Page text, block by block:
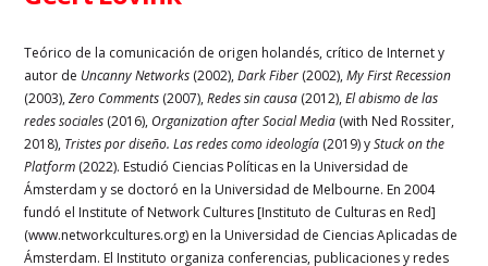
Teórico de la comunicación de origen holandés, crítico de Internet y
autor de Uncanny Networks (2002),Dark Fiber (2002),My First Recession
(2003),Zero Comments (2007),Redes sin causa (2012), El abismo de las
redes sociales (2016),Organization after Social Media (with Ned Rossiter,
2018), Tristespor diseño. Las redes como ideología (2019) yStuck on the
Platform (2022). Estudió Ciencias Políticas en la Universidad de
Ámsterdam y se doctoró en la Universidad de Melbourne. En 2004
fundó el Institute of Network Cultures [Instituto de Culturas en Red]
(www.networkcultures.org) en la Universidad de Ciencias Aplicadas de
Ámsterdam. El Instituto organiza conferencias, publicaciones y redes